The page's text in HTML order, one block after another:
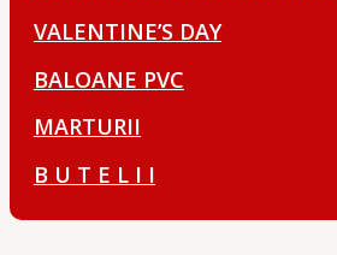
VALENTINE’S DAY
BALOANE PVC
MARTURII
B U T E L I I